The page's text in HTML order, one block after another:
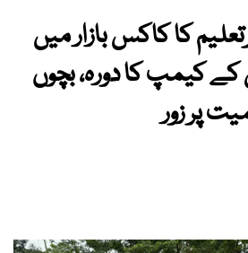
کا کاکس بازار میں
کے کیمپ کا دورہ، بچوں
پر زور